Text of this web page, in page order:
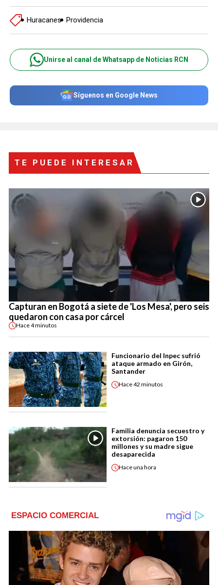
Huracanes Providencia
Unirse al canal de Whatsapp de Noticias RCN
Síguenos en Google News
TE PUEDE INTERESAR
Capturan en Bogotá a siete de 'Los Mesa', pero seis
quedaron con casa por cárcel
Hace4 minutos
Funcionario del Inpec sufrió
ataque armado en Girón,
Santander
Hace42 minutos
Familia denuncia secuestro y
extorsión: pagaron 150
millones y su madre sigue
desaparecida
Haceuna hora